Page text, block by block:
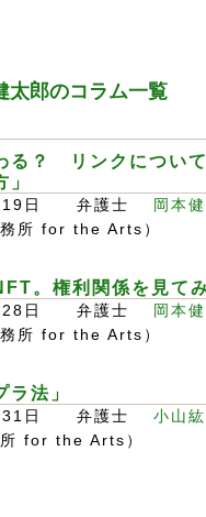
太郎のコラム一覧
る？ リンクについ
」
19日 弁護士 岡本
所 for the Arts）
。権利関係を見て
28日 弁護士 岡本
所 for the Arts）
ラ法」
31日 弁護士 小山
所 for the Arts）